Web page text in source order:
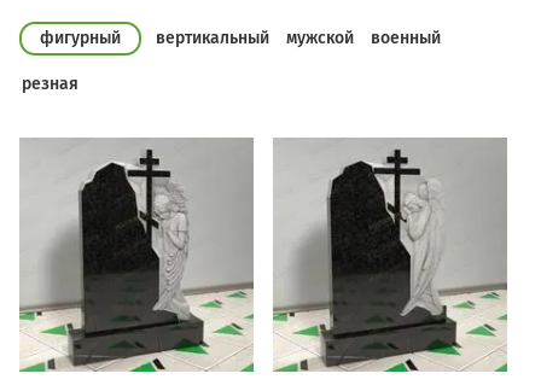
фигурный вертикальный мужской военный
резная